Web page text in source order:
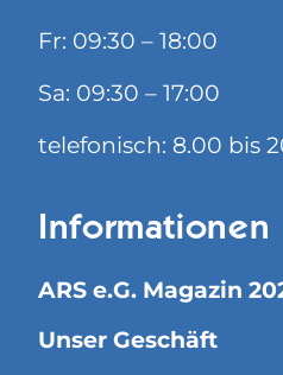
Fr: 09:30 – 18:00
Sa: 09:30 – 17:00
telefonisch: 8.00 bis
Informationen
ARS e.G. Magazin
Unser Geschäft